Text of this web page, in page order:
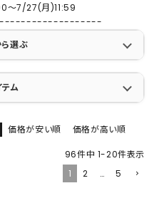
～7/27(月)11:59
ら選ぶ
ム
価格が安い順 価格が高い順
96件中 1-20件表示
1
2 … 5